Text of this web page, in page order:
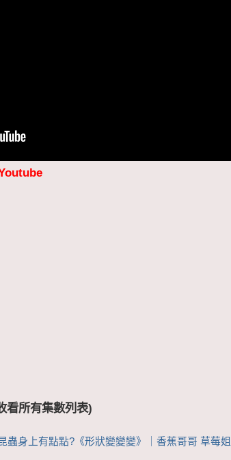
看所有集數列表)
蟲身上有點點?《形狀變變變》｜香蕉哥哥 草莓姐